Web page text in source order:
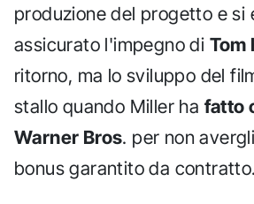
produzione del progetto e si
assicurato l'impegno di Tom
ritorno, ma lo sviluppo del
stallo quando Miller ha fatto
Warner Bros. per non
bonus garantito da contratto.